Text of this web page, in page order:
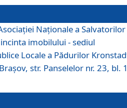
Naționale a Salvatorilor
imobilului - sediul
Locale a Pădurilor
str. Panselelor nr. 23, bl.